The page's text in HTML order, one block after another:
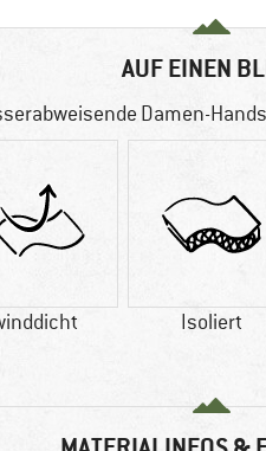
AUF EINEN
Damen-
Isoliert